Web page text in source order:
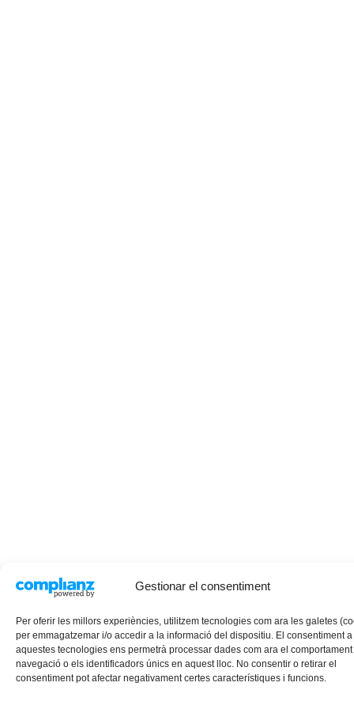
Gestionar el consentiment
Per oferir les millors experiències, utilitzem tecnologies com ara les galetes
per emmagatzemar i/o accedir a la informació del dispositiu. El consentiment a
aquestes tecnologies ens permetrà processar dades com ara el
navegació o els identificadors únics en aquest lloc. No consentir o retirar el
consentiment pot afectar negativament certes característiques i funcions.